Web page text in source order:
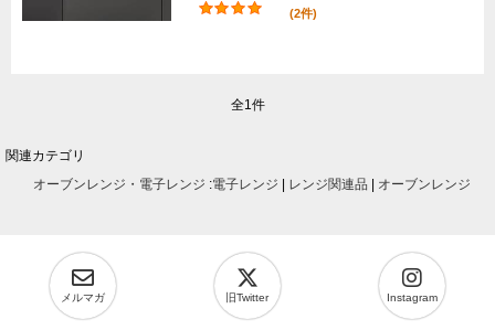
(2件)
全1件
関連カテゴリ
オーブンレンジ・電子レンジ :電子レンジ | レンジ関連品 | オーブンレンジ
メルマガ 旧Twitter Instagram